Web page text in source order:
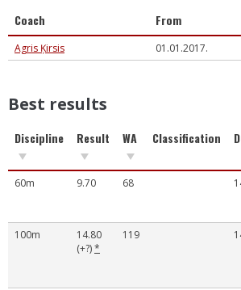
Coach From
Agris Ķirsis 01.01.2017.
Best results
Discipline Result WA Classification
60m 9.70 68
100m
14.80
(+?)*
119